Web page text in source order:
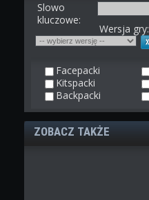
Slowo
kluczowe:
Wersja gry:
Facepacki
Kitspacki
Backpacki
ZOBACZ TAKŻE